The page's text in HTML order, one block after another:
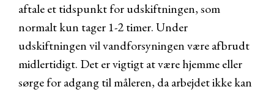
aftale et tidspunkt for udskiftningen, som
normalt kun tager 1-2 timer. Under
udskiftningen vil vandforsyningen være afbrudt
midlertidigt. Det er vigtigt at være hjemme eller
sørge for adgang til måleren, da arbejdet ikke kan